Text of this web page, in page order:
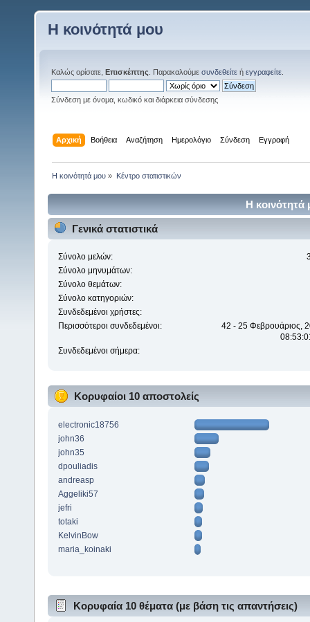
Η κοινότητά μου
Καλώς ορίσατε, Επισκέπτης . Παρακαλούμε συνδεθείτε ή εγγραφείτε
Σύνδεση με όνομα, κωδικό και διάρκεια σύνδεσης
Αρχική Βοήθεια Αναζήτηση Ημερολόγιο Σύνδεση Εγγραφή
Η κοινότητά μου » Κέντρο στατιστικών
Η κοινότητά
Γενικά στατιστικά
Σύνολο μελών:
Σύνολο μηνυμάτων:
Σύνολο θεμάτων:
Σύνολο κατηγοριών:
Συνδεδεμένοι χρήστες:
Περισσότεροι συνδεδεμένοι:
42 - 25 Φεβρουάριος,
Συνδεδεμένοι σήμερα:
Κορυφαίοι 10 αποστολείς
electronic18756
john36
john35
dpouliadis
andreasp
Aggeliki57
jefri
totaki
KelvinBow
maria_koinaki
Κορυφαία 10 θέματα (με βάση τις απαντήσεις)